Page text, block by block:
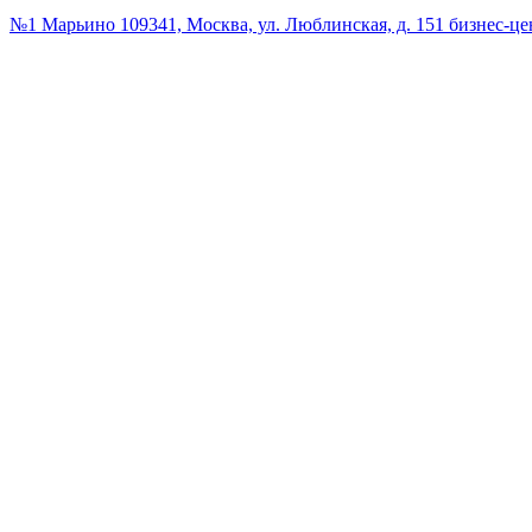
№1 Марьино 109341, Москва, ул. Люблинская, д. 151 бизнес-